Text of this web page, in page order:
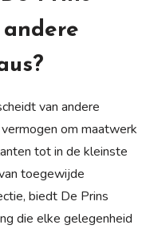
van andere
om maatwerk
tot in de kleinste
toegewijde
biedt De Prins
die elke gelegenheid